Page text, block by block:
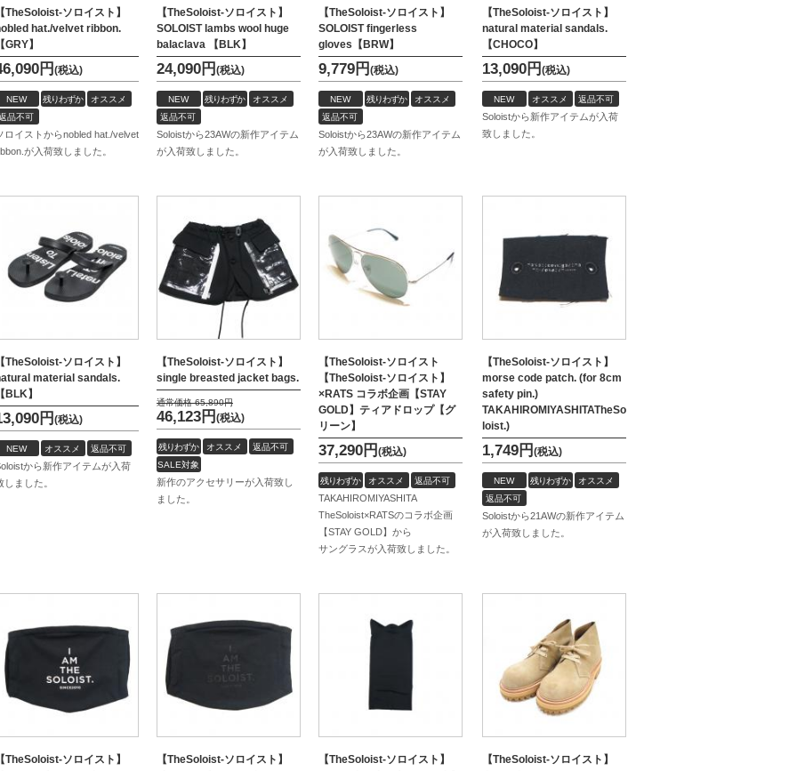
TheSoloist-ソロイスト】
hat./velvet ribbon.
GRY】
円 (税込)
NEW 残りわずか
オススメ
品不可
ロイストからnobled hat./velvet
が入荷致しました。
【TheSoloist-ソロイスト】
SOLOIST lambs wool huge
balaclava 【BLK】
24,090円 (税込)
NEW 残りわずか
オススメ
返品不可
Soloistから23AWの新作アイテム
が入荷致しました。
【TheSoloist-ソロイスト】
SOLOIST fingerless
gloves【BRW】
9,779円 (税込)
NEW 残りわずか
オススメ
返品不可
Soloistから23AWの新作アイテム
が入荷致しました。
【TheSoloist-ソロイスト】
natural material sandals.
【CHOCO】
13,090円 (税込)
NEW オススメ 返品不可
Soloistから新作アイテムが入荷
致しました。
TheSoloist-ソロイスト】
material sandals.
BLK】
円 (税込)
NEW オススメ 返品不可
から新作アイテムが入荷
しました。
【TheSoloist-ソロイスト】
single breasted jacket bags.
通常価格65,890円
46,123円 (税込)
残りわずか オススメ
返品不可
SALE対象
アイテム
新作のアクセサリーが入荷致し
ました。
【TheSoloist-ソロイスト
【TheSoloist-ソロイスト】
×RATS コラボ企画【STAY
GOLD】ティアドロップ【グ
リーン】
37,290円 (税込)
残りわずか オススメ 返品不可
TAKAHIROMIYASHITA
TheSoloist×RATSのコラボ企画
【STAY GOLD】から
サングラスが入荷致しました。
【TheSoloist-ソロイスト】
morse code patch. (for 8cm
safety pin.)
TAKAHIROMIYASHITATheSo
loist.)
1,749円 (税込)
NEW 残りわずか
オススメ
返品不可
Soloistから21AWの新作アイテム
が入荷致しました。
TheSoloist-ソロイスト】
【TheSoloist-ソロイスト】
【TheSoloist-ソロイスト】
【TheSoloist-ソロイスト】